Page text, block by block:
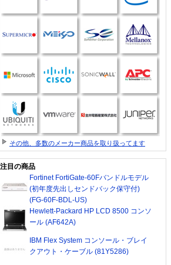
その他、多数のメーカー商品を取り扱ってます
注目の商品
Fortinet FortiGate-60Fバンドルモデル
(初年度先出しセンドバック保守付)
(FG-60F-BDL-US)
Hewlett-Packard HP LCD 8500 コンソ
ール (AF642A)
IBM Flex System コンソール・ブレイ
クアウト・ケーブル (81Y5286)